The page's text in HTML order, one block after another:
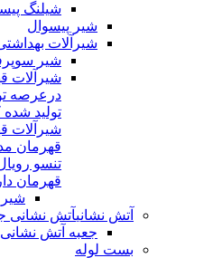
شیلنگ
شیر پیسوال
شیرآلات
شیر
شیرآلات
درعرصه
شیرآلات
قهرمان
تنسو
قهرمان دارای ضمانت۵ساله میباشند پس از اتمام
شیر
آتش نشانیآتش نشانی جعبه
جعبه آتش نشانی
بست لوله